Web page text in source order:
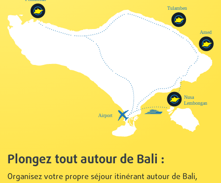
Plongez tout autour de Bali :
Organisez votre propre séjour itinérant autour de Bali,